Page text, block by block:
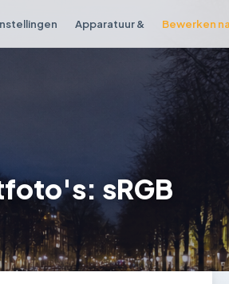
Apparatuur & Bewerken
sRGB